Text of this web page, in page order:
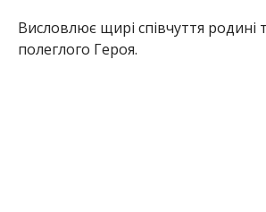
Висловлює щирі співчуття родині
полеглого Героя.